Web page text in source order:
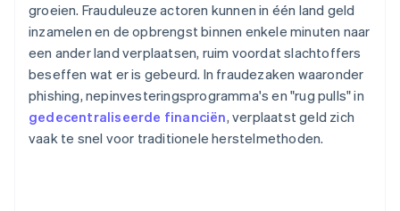
groeien. Frauduleuze actoren kunnen in één land geld
inzamelen en de opbrengst binnen enkele minuten naar
een ander land verplaatsen, ruim voordat slachtoffers
beseffen wat er is gebeurd. In fraudezaken waaronder
phishing, nepinvesteringsprogramma's en "rug pulls" in
gedecentraliseerde financiën, verplaatst geld zich
vaak te snel voor traditionele herstelmethoden.